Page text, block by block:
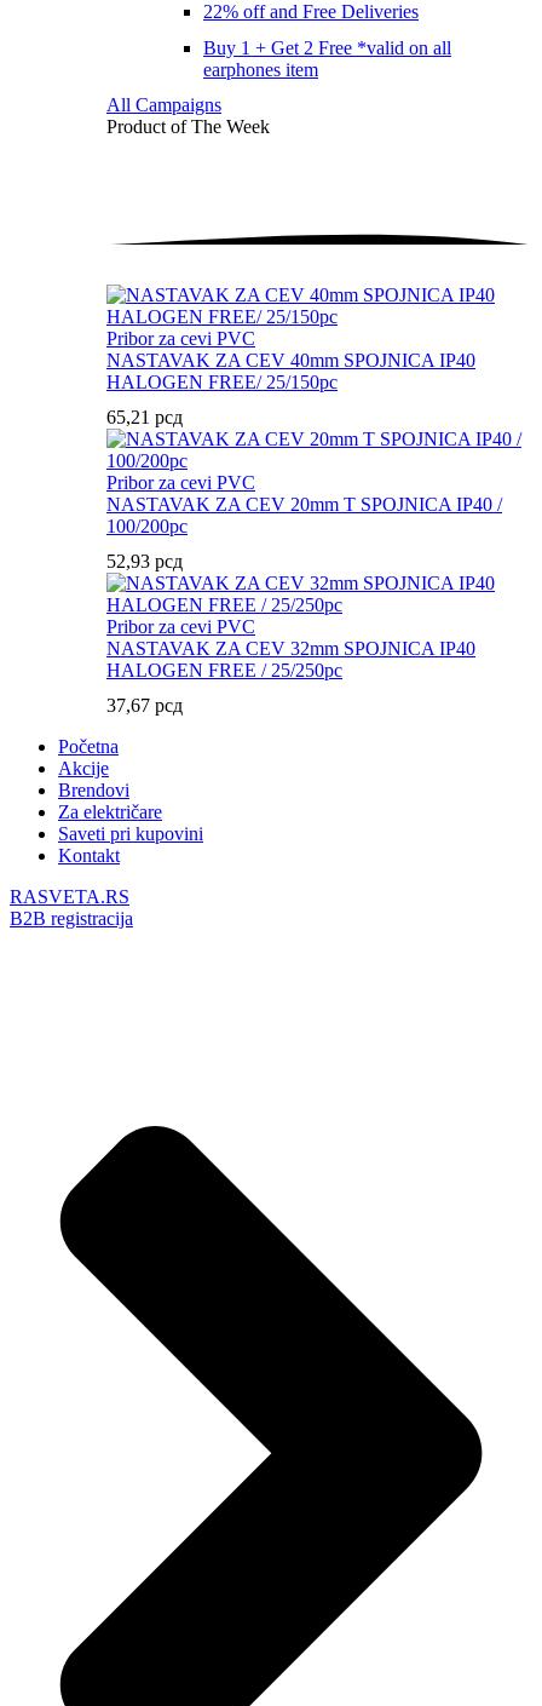
22% off and Free Deliveries
Buy 1 + Get 2 Free *valid on all
earphones item
All Campaigns
Product of The Week
Pribor za cevi PVC
NASTAVAK ZA CEV 40mm SPOJNICA IP40
HALOGEN FREE/ 25/150pc
65,21 рсд
Pribor za cevi PVC
NASTAVAK ZA CEV 20mm T SPOJNICA IP40 /
100/200pc
52,93 рсд
Pribor za cevi PVC
NASTAVAK ZA CEV 32mm SPOJNICA IP40
HALOGEN FREE / 25/250pc
37,67 рсд
Početna
Akcije
Brendovi
Za električare
Saveti pri kupovini
Kontakt
RASVETA.RS
B2B registracija